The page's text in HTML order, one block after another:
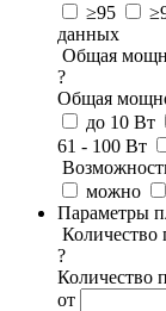
≥95
данных
Общая
?
Общая
до 10 Вт
61 - 100 Вт
можно
Параметры
Количество
?
Количество
от